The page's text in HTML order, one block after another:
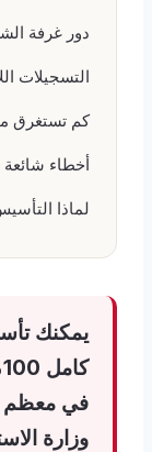
دور غرفة
التسجيلات
كم تستغرق
أخطاء
لماذا التأسيس
يمكنك
في معظم
وزارة